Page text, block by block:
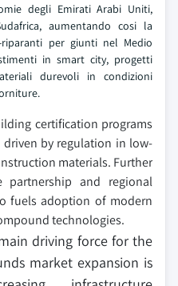
degli Emirati Arabi Uniti,
aumentando cosi la
per giunti nel Medio
in smart city, progetti
durevoli in condizioni
certification programs
by regulation in low-
materials. Further
partnership and regional
fuels adoption of modern
technologies.
driving force for the
market expansion is